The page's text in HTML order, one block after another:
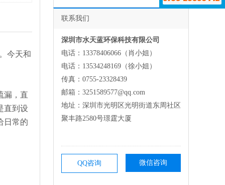
今天和
漏，直
直到设
日常的
联系我们
深圳市水天蓝环保科技有限公司
电话：13378406066（肖小姐）
电话：13534248169（徐小姐）
传真：0755-23328439
邮箱：3251589577@qq.com
地址：深圳市光明区光明街道东周社区
聚丰路2580号璟霆大厦
QQ咨询 微信咨询